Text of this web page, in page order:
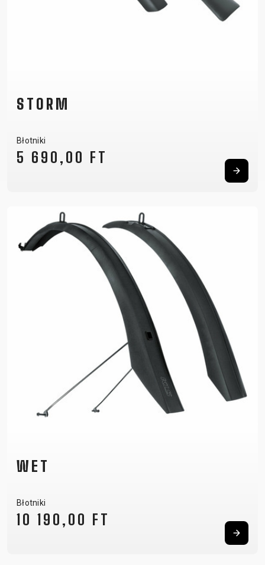
STORM
Błotniki
5 690,00 FT
WET
Błotniki
10 190,00 FT